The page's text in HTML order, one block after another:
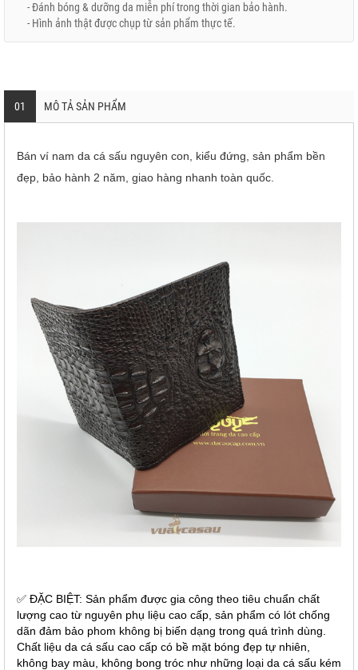
- Đánh bóng & dưỡng da miễn phí trong thời gian bảo hành.
- Hình ảnh thật được chụp từ sản phẩm thực tế.
01 MÔ TẢ SẢN PHẨM
Bán ví nam da cá sấu nguyên con, kiểu đứng, sản phẩm bền
đẹp, bảo hành 2 năm, giao hàng nhanh toàn quốc.
✅ ĐẶC BIỆT: Sản phẩm được gia công theo tiêu chuẩn chất
lượng cao từ nguyên phụ liệu cao cấp, sản phẩm có lót chống
dãn đảm bảo phom không bị biến dạng trong quá trình dùng.
Chất liệu da cá sấu cao cấp có bề mặt bóng đẹp tự nhiên,
không bay màu, không bong tróc như những loại da cá sấu kém